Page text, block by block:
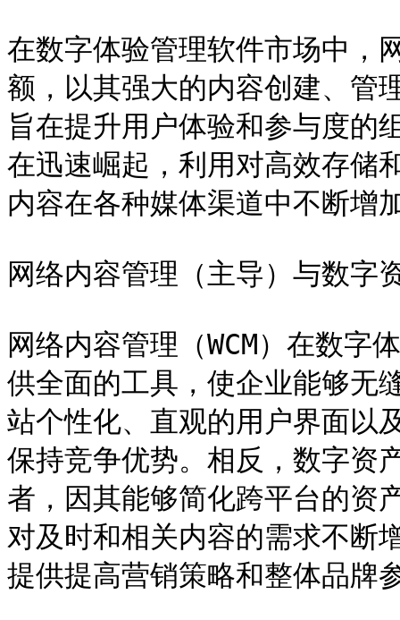
在数字体验管理软件市场中，
额，以其强大的内容创建、管
旨在提升用户体验和参与度的
在迅速崛起，利用对高效存储
内容在各种媒体渠道中不断增
网络内容管理（主导）与数字
网络内容管理（WCM）在数
供全面的工具，使企业能够无
站个性化、直观的用户界面以
保持竞争优势。相反，数字资
者，因其能够简化跨平台的资
对及时和相关内容的需求不断
提供提高营销策略和整体品牌